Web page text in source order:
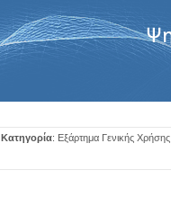
Κατηγορία: Εξάρτημα Γενικής Χρήσης